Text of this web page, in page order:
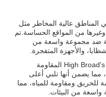
المناطق عالية المخاطر مثل
وغيرها من المواقع الحساسة.تم
ضد مجموعة واسعة من
والأجهزة المتفجرة.
تم اعتماد بلاطات High Broad's Special Ceramics المقاومة
للباليستيك لتلبية معايير ISO / ASTM ، مما يضمن أنها تلبي أعلى
للحريق ومقاومة للمياه، مما
واسعة من البيئات.